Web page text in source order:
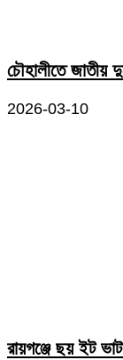
চৌহালীতে জাতীয়
2026-03-10
রায়গঞ্জে ছয় ইট